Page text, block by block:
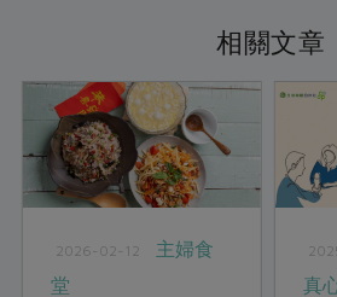
相關文章
2026-02-12
主婦食
堂
真